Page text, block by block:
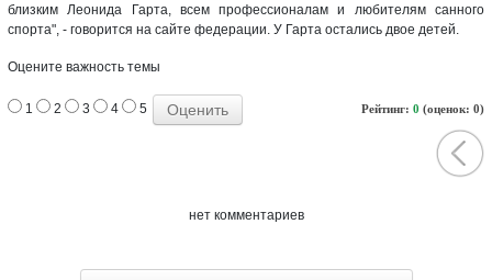
близким Леонида Гарта, всем профессионалам и любителям санного
спорта", - говорится на сайте федерации. У Гарта остались двое детей.
Оцените важность темы
Рейтинг: 0 (оценок: 0)
1 2 3 4 5
нет комментариев